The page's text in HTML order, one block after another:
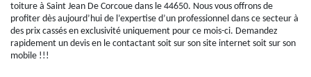
toiture à Saint Jean De Corcoue dans le 44650. Nous vous offrons de
profiter dès aujourd’hui de l’expertise d’un professionnel dans ce secteur à
des prix cassés en exclusivité uniquement pour ce mois-ci. Demandez
rapidement un devis en le contactant soit sur son site internet soit sur son
mobile !!!